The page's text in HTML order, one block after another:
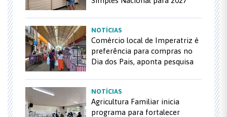
NOTÍCIAS
Comércio local de Imperatriz é
preferência para compras no
Dia dos Pais, aponta pesquisa
NOTÍCIAS
Agricultura Familiar inicia
programa para fortalecer